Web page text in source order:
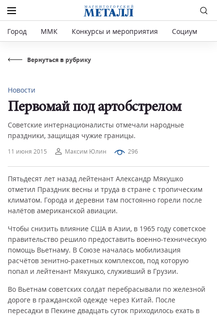
Город ММК Конкурсы и мероприятия Социум
Вернуться в рубрику
11 июня 2015 Максим Юлин 296
Новости
Первомай под артобстрелом
Советские интернационалисты отмечали народные
праздники, защищая чужие границы.
Пятьдесят лет назад лейтенант Александр Мякушко
отметил Праздник весны и труда в стране с тропическим
климатом. Города и деревни там постоянно горели после
налётов американской авиации.
Чтобы снизить влияние США в Азии, в 1965 году советское
правительство решило предоставить военно-техническую
помощь Вьетнаму. В Союзе началась мобилизация
расчётов зенитно-ракетных комплексов, под которую
попал и лейтенант Мякушко, служивший в Грузии.
Во Вьетнам советских солдат перебрасывали по железной
дороге в гражданской одежде через Китай. После
пересадки в Пекине двадцать суток приходилось ехать в